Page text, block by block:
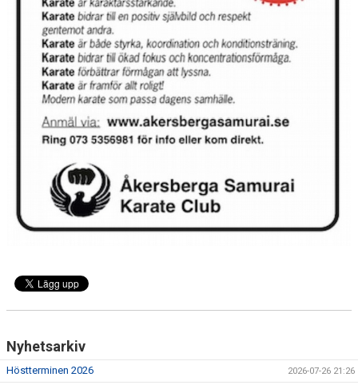
Nyhetsarkiv
Höstterminen 2026 2026-07-26 21:26